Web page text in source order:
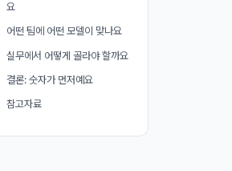
요
어떤 팀에 어떤 모델이 맞나요
실무에서 어떻게 골라야 할까요
결론: 숫자가 먼저예요
참고자료